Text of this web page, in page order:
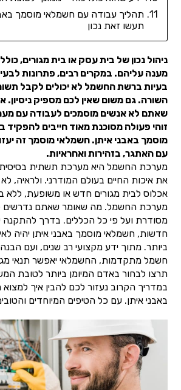
תהליך עבודה עם חשמלאי מוסמך
תעשו זאת נכון
ניהול נכון של בית עסק או בית מגורים,
מענה עליהם. במקרים רבים, פתרונות
בעיות ברשת החשמל לא יכולים לקבל
השורה. גם משום שאין לכם מספיק ניסיון.
שאתם לא אנשים מוסמכים לעבודה עם
זוהי פעולה מסוכנת מאוד חייבים להפקיד
מוסמך באבני איתן. חשמלאי מוסמך זה
עם האתגר, בזהירות ואחראיות.
מערכת החשמל היא מערכת תשתית בסיסית
את איכות החיים בעולם המודרני. ולראיה,
אכלוס לבית מגורים חדש או משופעת, ללא
מערכת החשמל. מה שאומר שאתם נדרשים
מסודרת ועל פי כל הכללים. בדרך
חדשות, חשמלאי מוסמך באבני איתן יהיה
ביותר. מתוך ידע מקצועי רב שנים, ועם
חשמל מתקדמות, החשמלאי יאפשר תנאי
תרצו לבחור באדם המיומן ביותר לטובת
במדריך הקרוב נעזור לכם להבין איך
באבני איתן. עם כל הטיפים המיוחדים